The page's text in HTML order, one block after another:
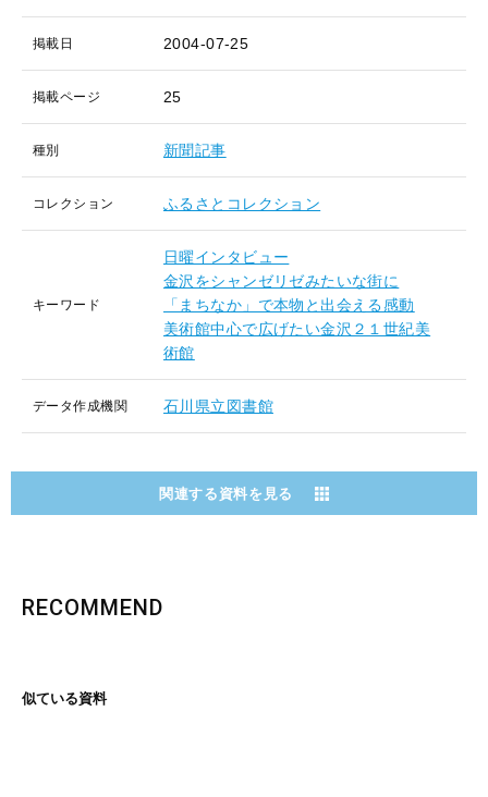
掲載日 2004-07-25
掲載ページ 25
種別 新聞記事
コレクション ふるさとコレクション
キーワード
日曜インタビュー
金沢をシャンゼリゼみたいな街に
「まちなか」で本物と出会える感動
美術館中心で広げたい金沢２１世紀美
術館
データ作成機関 石川県立図書館
関連する資料を見る
RECOMMEND
似ている資料